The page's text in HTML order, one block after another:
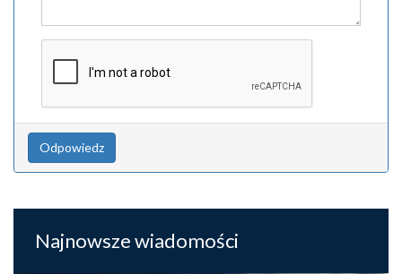
Odpowiedz
Najnowsze wiadomości